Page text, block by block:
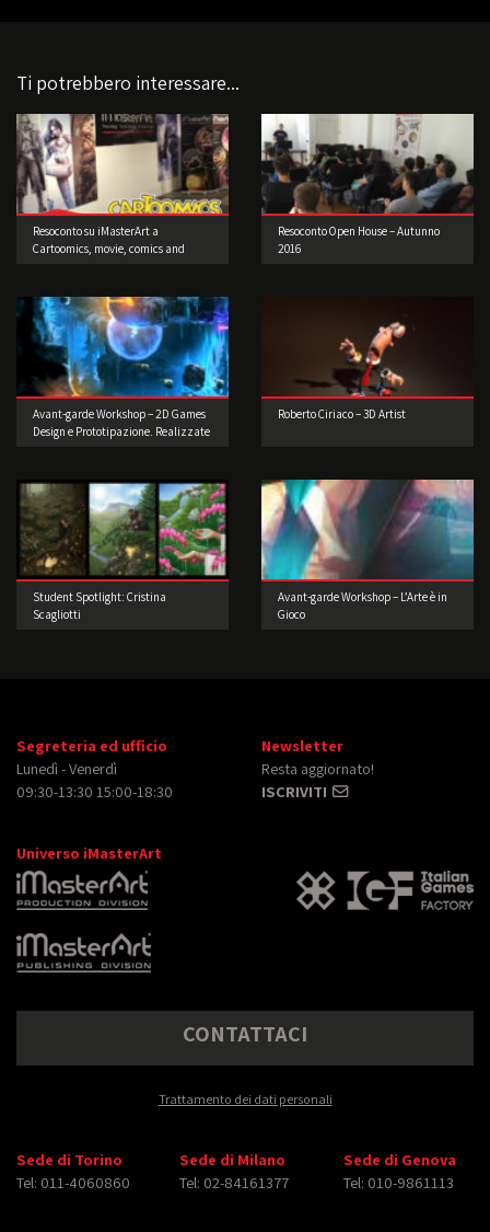
Ti potrebbero interessare...
Resoconto su iMasterArt a
Cartoomics, movie, comics and
Resoconto Open House – Autunno
2016
Avant-garde Workshop – 2D Games
Design e Prototipazione. Realizzate
Roberto Ciriaco – 3D Artist
Student Spotlight: Cristina
Scagliotti
Avant-garde Workshop – L’Arte è in
Gioco
Segreteria ed ufficio
Lunedì - Venerdì
09:30-13:30 15:00-18:30
Newsletter
Resta aggiornato!
ISCRIVITI
Universo iMasterArt
CONTATTACI
Trattamento dei dati personali
Sede di Torino
Tel: 011-4060860
Sede di Milano
Tel: 02-84161377
Sede di Genova
Tel: 010-9861113